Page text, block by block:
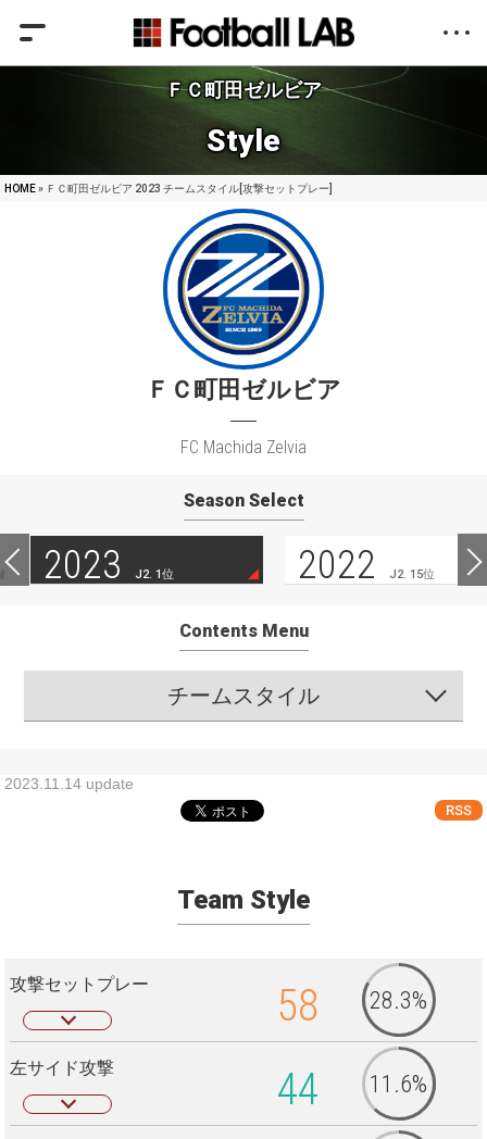
ＦＣ町田ゼルビア
Style
HOME» ＦＣ町田ゼルビア 2023 チームスタイル[攻撃セットプレー]
ＦＣ町田ゼルビア
FC Machida Zelvia
Season Select
2023 J2. 1位 2022 J2. 15位
Contents Menu
チームスタイル
2023.11.14 update
RSS
Team Style
攻撃セットプレー 58 28.3%
左サイド攻撃 44 11.6%